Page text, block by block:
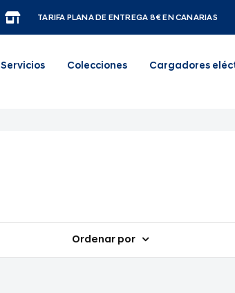
TARIFA PLANA DE ENTREGA 8€ EN CANARIAS
Servicios Colecciones Cargadores
Ordenar por